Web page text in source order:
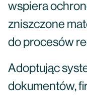
wspiera
zniszczone
do procesów
Adoptując
dokumentów,